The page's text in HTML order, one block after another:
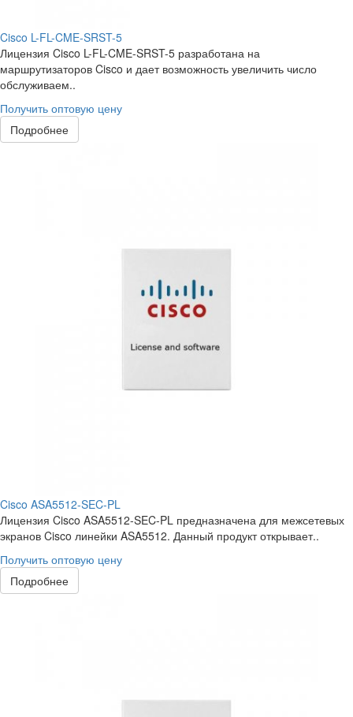
Cisco L-FL-CME-SRST-5
Лицензия Cisco L-FL-CME-SRST-5 разработана на
маршрутизаторов Cisco и дает возможность увеличить число
обслуживаем..
Получить оптовую цену
Подробнее
Cisco ASA5512-SEC-PL
Лицензия Cisco ASA5512-SEC-PL предназначена для межсетевых
экранов Cisco линейки ASA5512. Данный продукт открывает..
Получить оптовую цену
Подробнее